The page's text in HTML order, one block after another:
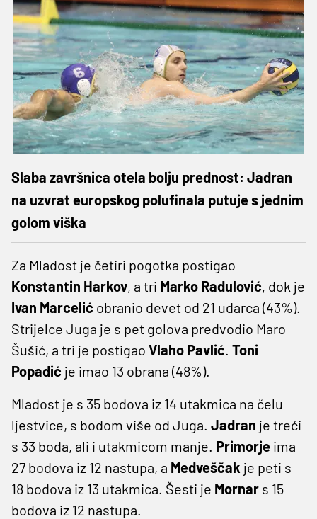
Slaba završnica otela bolju prednost: Jadran
na uzvrat europskog polufinala putuje s jednim
golom viška
Za Mladost je četiri pogotka postigao
Konstantin Harkov, a tri Marko Radulović, dok je
Ivan Marcelić obranio devet od 21 udarca (43%).
Strijelce Juga je s pet golova predvodio Maro
Šušić, a tri je postigao Vlaho Pavlić. Toni
Popadić je imao 13 obrana (48%).
Mladost je s 35 bodova iz 14 utakmica na čelu
ljestvice, s bodom više od Juga. Jadran je treći
s 33 boda, ali i utakmicom manje. Primorje ima
27 bodova iz 12 nastupa, a Medveščak je peti s
18 bodova iz 13 utakmica. Šesti je Mornar s 15
bodova iz 12 nastupa.